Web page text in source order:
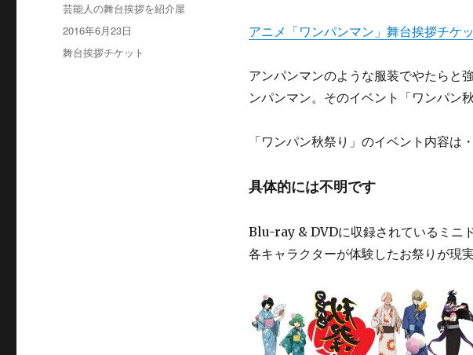
アニメ「ワンパンマン」舞台挨拶チケ
アンパンマンのような服装でやたらと
ンパンマン。そのイベント「ワンパン
「ワンパン秋祭り」のイベント内容は
具体的には不明です
Blu-ray & DVDに収録されているミニ
各キャラクターが体験したお祭りが現
投
稿
芸能人の舞台挨拶を紹介屋
投
稿
日:
2016年6月23日
カ
舞台挨拶チケット